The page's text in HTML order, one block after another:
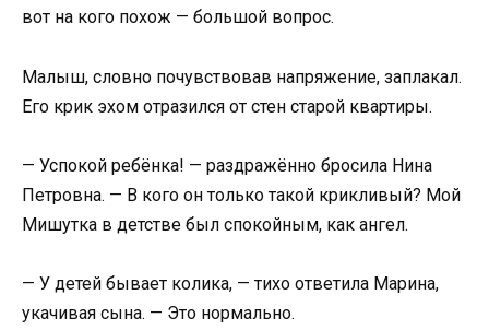
вот на кого похож — большой вопрос.
Малыш, словно почувствовав напряжение, заплакал.
Его крик эхом отразился от стен старой квартиры.
— Успокой ребёнка! — раздражённо бросила Нина
Петровна. — В кого он только такой крикливый? Мой
Мишутка в детстве был спокойным, как ангел.
— У детей бывает колика, — тихо ответила Марина,
укачивая сына. — Это нормально.